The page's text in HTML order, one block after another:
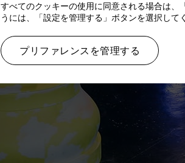
すべてのクッキーの使用に同意される場合は
うには、「設定を管理する」ボタンを選択して
プリファレンスを管理する